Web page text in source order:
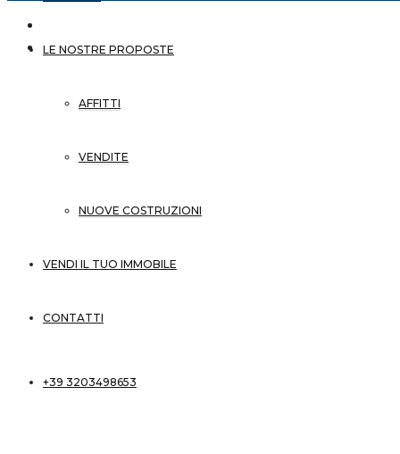
LE NOSTRE PROPOSTE
AFFITTI
VENDITE
NUOVE COSTRUZIONI
VENDI IL TUO IMMOBILE
CONTATTI
+39 3203498653
con
ad
FACEBOOK